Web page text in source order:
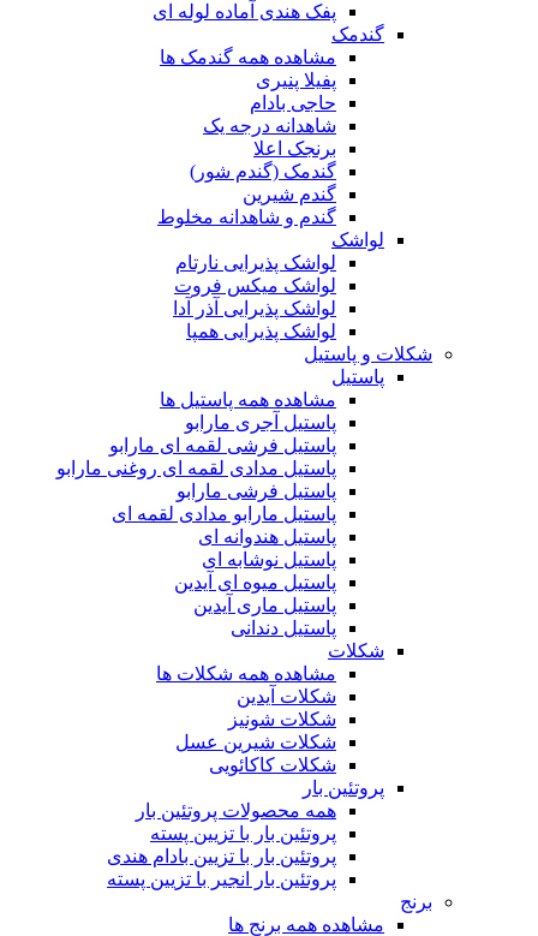
پفک هندی آماده لوله ای
گندمک
مشاهده همه گندمک ها
پفیلا پنیری
حاجی بادام
شاهدانه درجه یک
برنجک اعلا
گندمک (گندم شور)
گندم شیرین
گندم و شاهدانه مخلوط
لواشک
لواشک پذیرایی نارتام
لواشک میکس فروت
لواشک پذیرایی آذر آدا
لواشک پذیرایی همپا
شکلات و پاستیل
پاستیل
مشاهده همه پاستیل ها
پاستیل آجری مارابو
پاستیل فرشی لقمه ای مارابو
پاستیل مدادی لقمه ای روغنی مارابو
پاستیل فرشی مارابو
پاستیل مارابو مدادی لقمه ای
پاستیل هندوانه ای
پاستیل نوشابه ای
پاستیل میوه ای آیدین
پاستیل ماری آیدین
پاستیل دندانی
شکلات
مشاهده همه شکلات ها
شکلات آیدین
شکلات شونیز
شکلات شیرین عسل
شکلات کاکائویی
پروتئین بار
همه محصولات پروتئین بار
پروتئین بار با تزیین پسته
پروتئین بار با تزیین بادام هندی
پروتئین بار انجیر با تزیین پسته
برنج
مشاهده همه برنج ها